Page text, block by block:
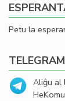
Petu la
TELEGRAM
Aliĝu al